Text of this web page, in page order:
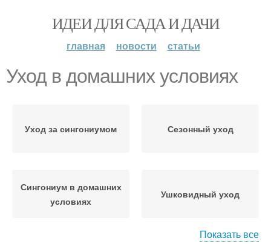
ИДЕИ ДЛЯ САДА И ДАЧИ
главная новости статьи
Уход в домашних условиях
Уход за сингониумом Сезонный уход
Сингониум в домашних
условиях
Ушковидный уход
Показать все